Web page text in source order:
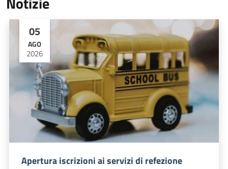
05
AGO
2026
Apertura iscrizioni ai servizi di refezione